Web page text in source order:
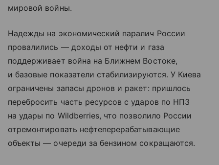
мировой войны.
Надежды на экономический паралич России
провалились — доходы от нефти и газа
поддерживает война на Ближнем Востоке,
и базовые показатели стабилизируются. У Киева
ограничены запасы дронов и ракет: пришлось
перебросить часть ресурсов с ударов по НПЗ
на удары по Wildberries, что позволило России
отремонтировать нефтеперерабатывающие
объекты — очереди за бензином сокращаются.